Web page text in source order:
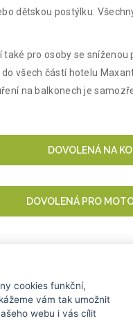
dětskou postýlku.
pro osoby se sníženou
všech částí hotelu
na balkonech je
DOVOLENÁ NA
DOVOLENÁ PRO
+420 380 735 229 | Ochrana
cookies funkční,
vám tak umožnit
webu i vás cílit